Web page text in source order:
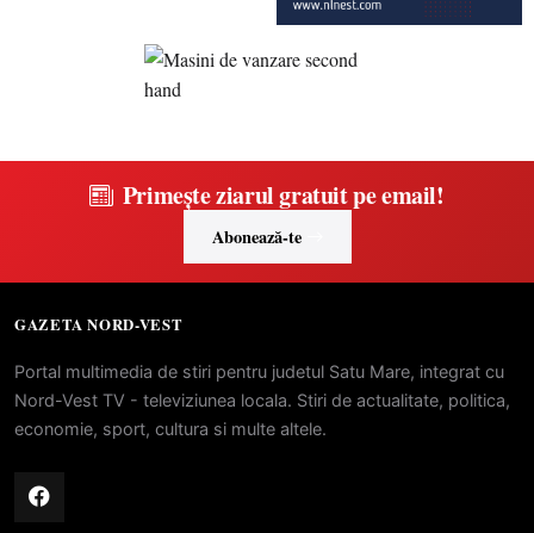
Primește ziarul gratuit pe email!
Abonează-te
GAZETA NORD-VEST
Portal multimedia de stiri pentru judetul Satu Mare, integrat cu
Nord-Vest TV - televiziunea locala. Stiri de actualitate, politica,
economie, sport, cultura si multe altele.